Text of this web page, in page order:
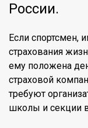
России.
Если спортсмен,
страхования
ему положена
страховой
требуют
школы и секции